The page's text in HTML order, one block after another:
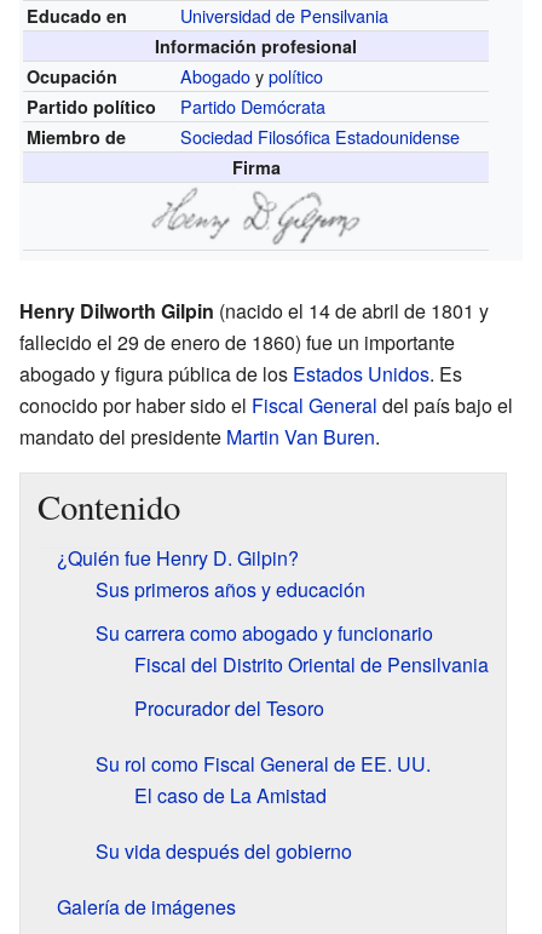
Educado en
Universidad de Pensilvania
Información profesional
Ocupación
Abogadoypolítico
Partido político Partido Demócrata
Miembro de Sociedad Filosófica Estadounidense
Firma
Henry Dilworth Gilpin (nacido el 14 de abril de 1801 y
fallecido el 29 de enero de 1860) fue un importante
abogado y figura pública de los Estados Unidos. Es
conocido por haber sido el Fiscal General del país bajo el
mandato del presidente Martin Van Buren.
Contenido
¿Quién fue Henry D. Gilpin?
Sus primeros años y educación
Su carrera como abogado y funcionario
Fiscal del Distrito Oriental de Pensilvania
Procurador del Tesoro
Su rol como Fiscal General de EE. UU.
El caso de La Amistad
Su vida después del gobierno
Galería de imágenes